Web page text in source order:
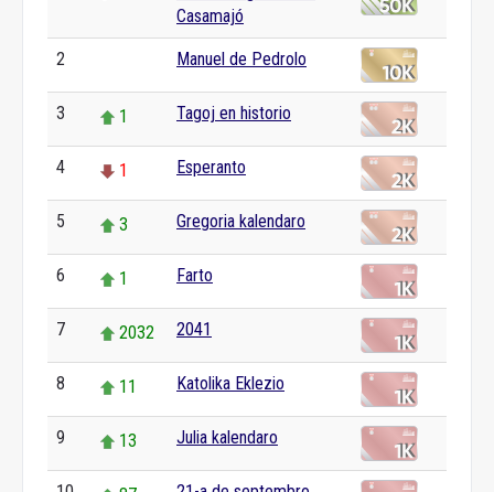
Casamajó
2 Manuel de Pedrolo
3 1 Tagoj en historio
4 1 Esperanto
5 3 Gregoria kalendaro
6 1 Farto
7 2032 2041
8 11 Katolika Eklezio
9 13 Julia kalendaro